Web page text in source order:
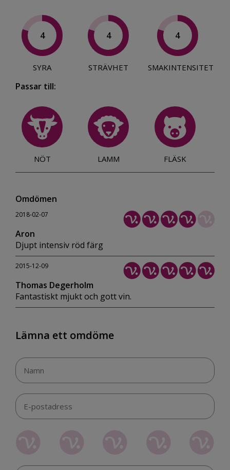
4
SYRA
4
STRÄVHET
4
SMAKINTENSITET
Passar till:
NÖT LAMM FLÄSK
Omdömen
2018-02-07
Aron
Djupt intensiv röd färg
2015-12-09
Thomas Degerholm
Fantastiskt mjukt och gott vin.
Lämna ett omdöme